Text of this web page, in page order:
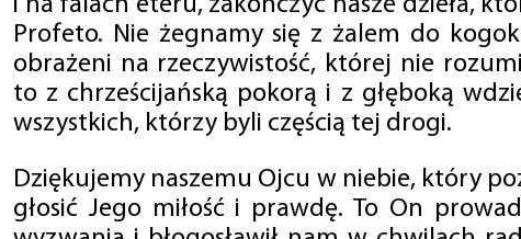
Profeto. Nie żegnamy się z żalem do
obrażeni na rzeczywistość, której nie
to z chrześcijańską pokorą i z głęboką
wszystkich, którzy byli częścią tej drogi.
Dziękujemy naszemu Ojcu w niebie, który
głosić Jego miłość i prawdę. To On